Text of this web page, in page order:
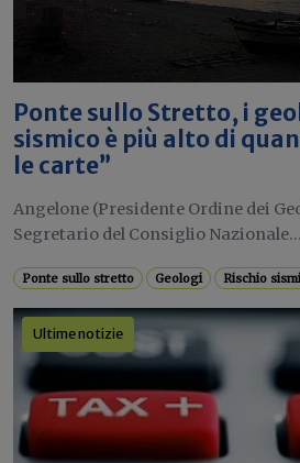
Ponte sullo Stretto, i
sismico è più alto di
le carte”
Angelone (Presidente Ordine dei
Segretario del Consiglio Nazionale...
Ponte sullo stretto Geologi Rischio
Ultime notizie